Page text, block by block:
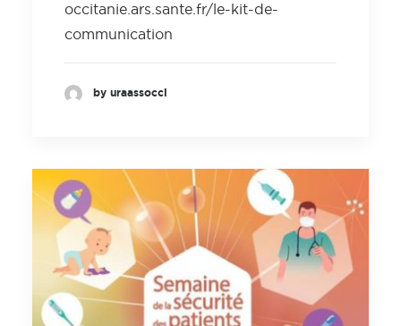
occitanie.ars.sante.fr/le-kit-de-
communication
by uraassocci